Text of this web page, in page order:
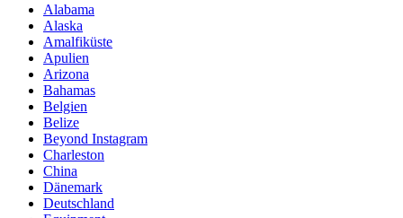
Alabama
Alaska
Amalfiküste
Apulien
Arizona
Bahamas
Belgien
Belize
Beyond Instagram
Charleston
China
Dänemark
Deutschland